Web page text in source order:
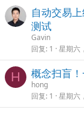
自动交易
测试
Gavin
回复 1 星期六
H 概念扫盲
hong
回复 1 星期六